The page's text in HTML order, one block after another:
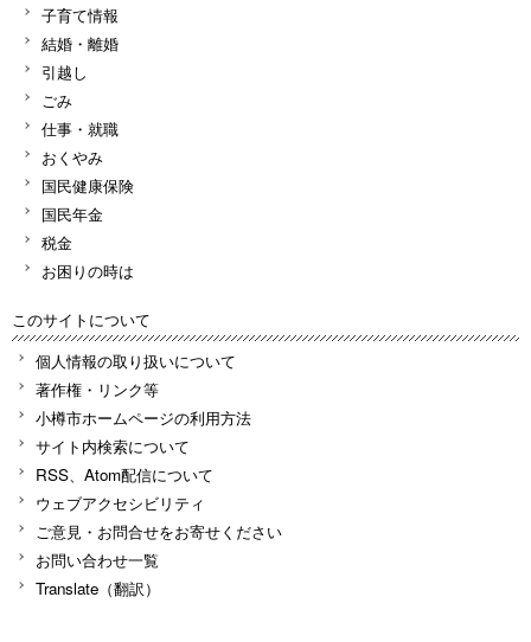
子育て情報
結婚・離婚
引越し
ごみ
仕事・就職
おくやみ
国民健康保険
国民年金
税金
お困りの時は
このサイトについて
個人情報の取り扱いについて
著作権・リンク等
小樽市ホームページの利用方法
サイト内検索について
RSS、Atom配信について
ウェブアクセシビリティ
ご意見・お問合せをお寄せください
お問い合わせ一覧
Translate（翻訳）